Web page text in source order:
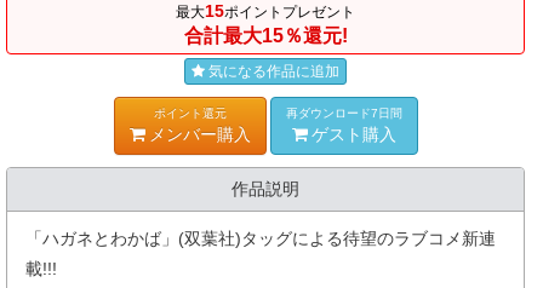
最大15ポイントプレゼント
合計最大15％還元!
気になる作品に追加
ポイント還元
メンバー購入
再ダウンロード7日間
ゲスト購入
作品説明
「ハガネとわかば」(双葉社)タッグによる待望のラブコメ新連
載!!!